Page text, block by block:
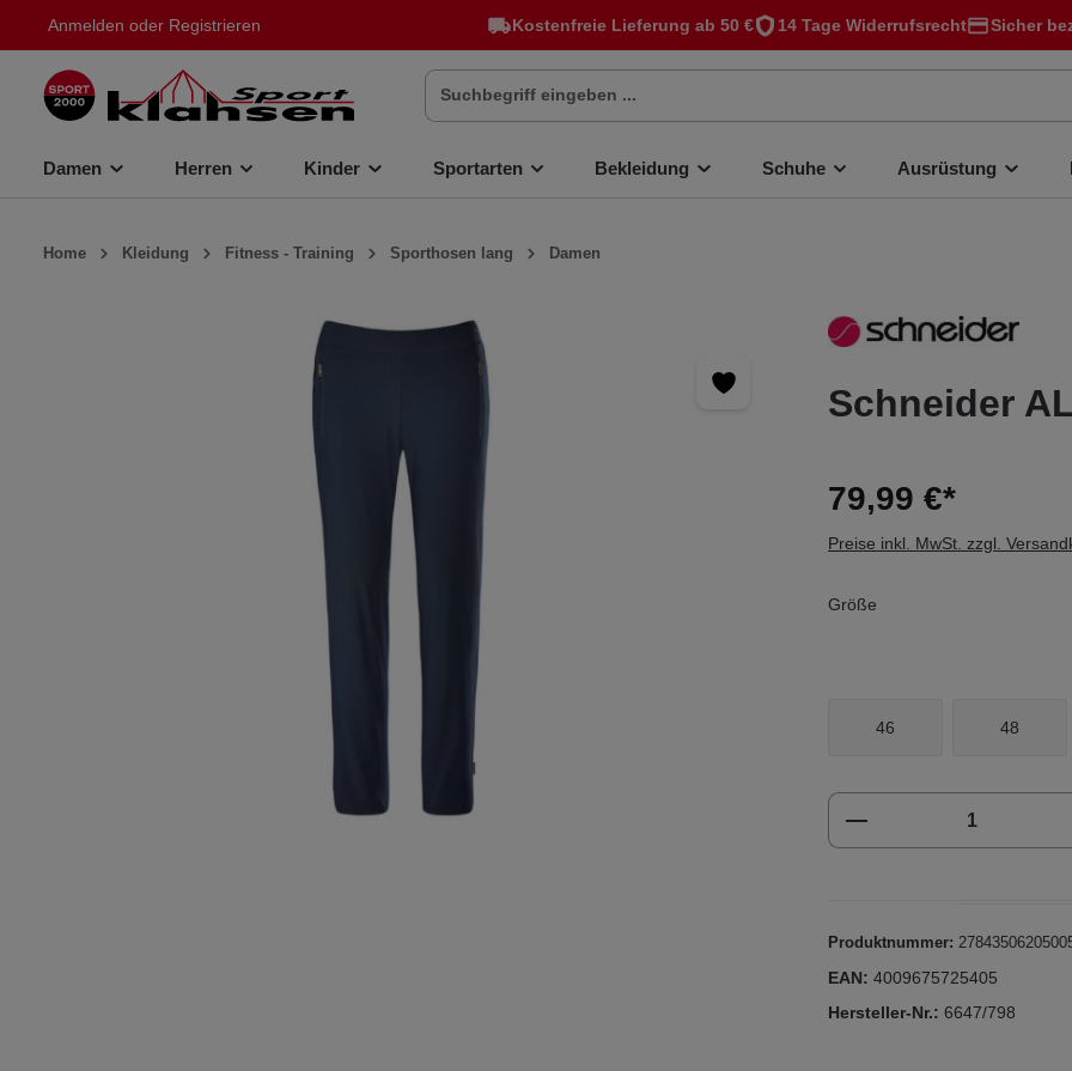
springen Kostenfreie Lieferung ab 50 € 14 Tage Widerrufsrecht Sicher
Anmelden oder Registrieren
Damen Herren Kinder Sportarten Bekleidung Schuhe Ausrüstung
Home Kleidung Fitness - Training Sporthosen lang Damen
Schneider
79,99 €*
Preise inkl. MwSt. zzgl.
Größe
46 48
Produkt Anzahl:
Produktnummer:
EAN: 4009675725405
Hersteller-Nr.: 6647/798